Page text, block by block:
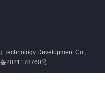
Technology Development Co.,
2021178760号